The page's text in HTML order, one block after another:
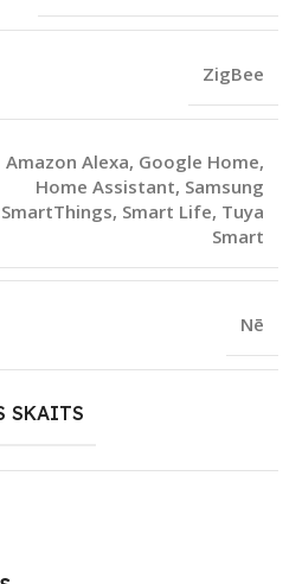
ZigBee
Amazon Alexa, Google Home,
Home Assistant, Samsung
SmartThings, Smart Life, Tuya
Smart
Nē
SKAITS